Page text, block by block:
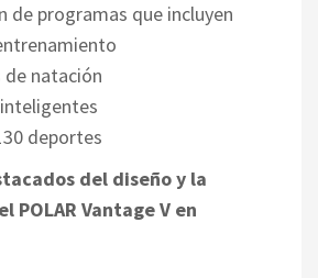
de programas que incluyen
de natación
deportes
del diseño y la
POLAR Vantage V en